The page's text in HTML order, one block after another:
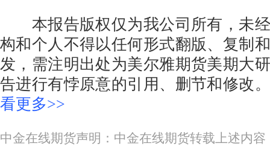
本报告版权仅为我公司所有，未经
构和个人不得以任何形式翻版、复制
发，需注明出处为美尔雅期货美期大
告进行有悖原意的引用、删节和修改
看更多>>
中金在线期货声明：中金在线期货转载上述内